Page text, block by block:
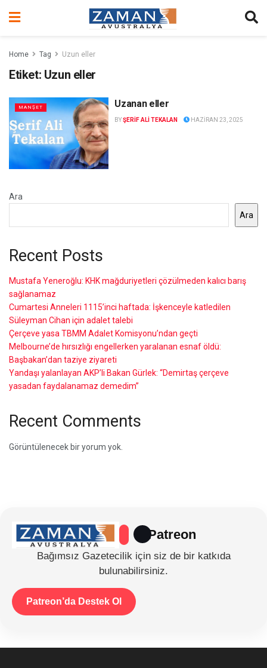
Home Tag Uzun eller
Etiket: Uzun eller
MANŞET Uzanan eller
BYŞERİF ALİ TEKALAN HAZIRAN 23, 2025
Ara
Ara
Recent Posts
Mustafa Yeneroğlu: KHK mağduriyetleri çözülmeden kalıcı barış
sağlanamaz
Cumartesi Anneleri 1115’inci haftada: İşkenceyle katledilen
Süleyman Cihan için adalet talebi
Çerçeve yasa TBMM Adalet Komisyonu’ndan geçti
Melbourne’de hırsızlığı engellerken yaralanan esnaf öldü:
Başbakan’dan taziye ziyareti
Yandaşı yalanlayan AKP’li Bakan Gürlek: “Demirtaş çerçeve
yasadan faydalanamaz demedim”
Recent Comments
Görüntülenecek bir yorum yok.
Patreon
Bağımsız Gazetecilik için siz de bir katkıda
bulunabilirsiniz.
Patreon’da Destek Ol